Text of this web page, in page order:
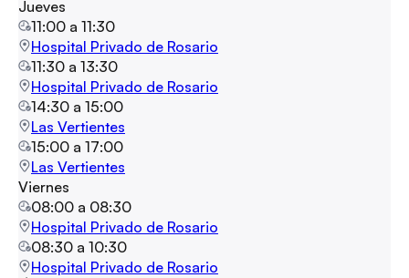
Jueves
11:00 a 11:30
Hospital Privado de Rosario
11:30 a 13:30
Hospital Privado de Rosario
14:30 a 15:00
Las Vertientes
15:00 a 17:00
Las Vertientes
Viernes
08:00 a 08:30
Hospital Privado de Rosario
08:30 a 10:30
Hospital Privado de Rosario